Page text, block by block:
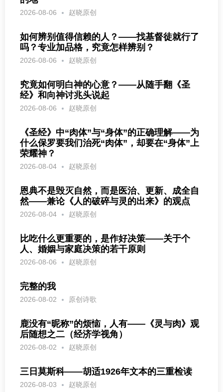
2026-08-06 赵晓原创
如何辨别值得信赖的人？——找基督徒就行了
吗？专业加品格，究竟怎样辨别？
2026-08-06 赵晓原创
究竟如何明白神的心意？——从随手翻《圣
经》和向神讨兆头说起
2026-08-06 赵晓原创
《圣经》中“肉体”与“身体”的正确理解——为
什么保罗要我们治死“肉体”，却要在“身体”上
荣耀神？
2026-08-04 赵晓原创
恩典不是毁灭自然，而是医治、更新、成全自
然——兼论《人的破碎与灵的出来》的观点
2026-08-04 赵晓原创
比吃什么更重要的，是作好决策——关于个
人、婚姻与家庭决策的若干原则
2026-08-06 赵晓原创
完整的我
2026-08-02 原创诗歌
鹿没有“昵称”的烦恼，人有——《灵与肉》观
后随想之二（经济学视角）
2026-08-02 赵晓原创
三日莫斯科——胡适1926年文本的三重检读
2026-08-03 赵晓原创